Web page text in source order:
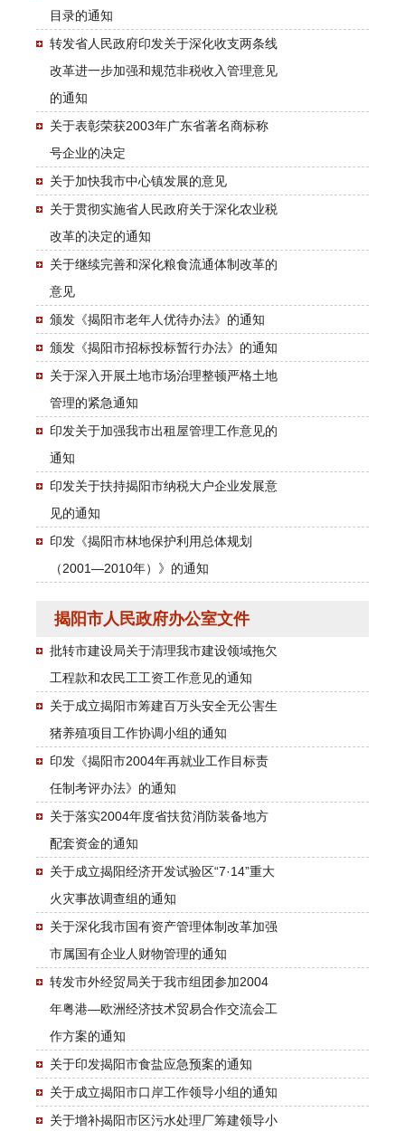
目录的通知
转发省人民政府印发关于深化收支两条线
改革进一步加强和规范非税收入管理意见
的通知
关于表彰荣获2003年广东省著名商标称
号企业的决定
关于加快我市中心镇发展的意见
关于贯彻实施省人民政府关于深化农业税
改革的决定的通知
关于继续完善和深化粮食流通体制改革的
意见
颁发《揭阳市老年人优待办法》的通知
颁发《揭阳市招标投标暂行办法》的通知
关于深入开展土地市场治理整顿严格土地
管理的紧急通知
印发关于加强我市出租屋管理工作意见的
通知
印发关于扶持揭阳市纳税大户企业发展意
见的通知
印发《揭阳市林地保护利用总体规划
（2001—2010年）》的通知
揭阳市人民政府办公室文件
批转市建设局关于清理我市建设领域拖欠
工程款和农民工工资工作意见的通知
关于成立揭阳市筹建百万头安全无公害生
猪养殖项目工作协调小组的通知
印发《揭阳市2004年再就业工作目标责
任制考评办法》的通知
关于落实2004年度省扶贫消防装备地方
配套资金的通知
关于成立揭阳经济开发试验区“7·14”重大
火灾事故调查组的通知
关于深化我市国有资产管理体制改革加强
市属国有企业人财物管理的通知
转发市外经贸局关于我市组团参加2004
年粤港—欧洲经济技术贸易合作交流会工
作方案的通知
关于印发揭阳市食盐应急预案的通知
关于成立揭阳市口岸工作领导小组的通知
关于增补揭阳市区污水处理厂筹建领导小